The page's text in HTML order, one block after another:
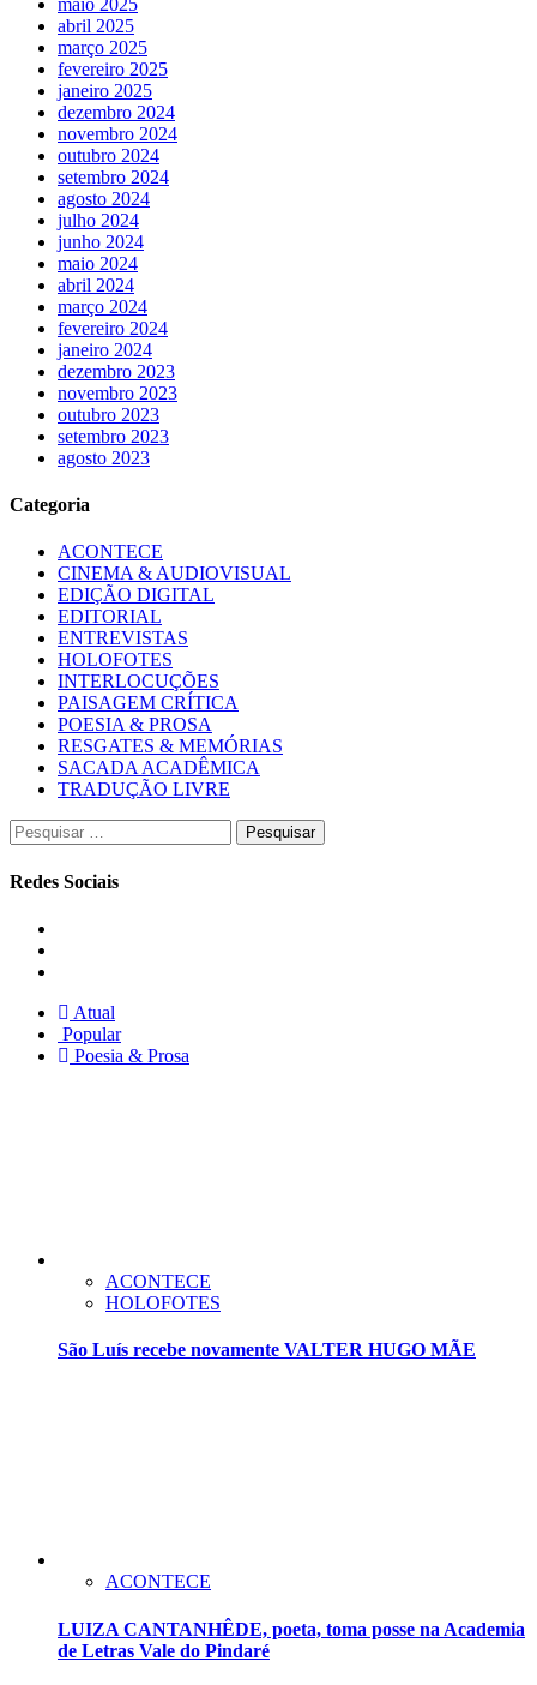
abril 2025
março 2025
fevereiro 2025
janeiro 2025
dezembro 2024
novembro 2024
outubro 2024
setembro 2024
agosto 2024
julho 2024
junho 2024
maio 2024
abril 2024
março 2024
fevereiro 2024
janeiro 2024
dezembro 2023
novembro 2023
outubro 2023
setembro 2023
agosto 2023
Categoria
ACONTECE
CINEMA & AUDIOVISUAL
EDIÇÃO DIGITAL
EDITORIAL
ENTREVISTAS
HOLOFOTES
INTERLOCUÇÕES
PAISAGEM CRÍTICA
POESIA & PROSA
RESGATES & MEMÓRIAS
SACADA ACADÊMICA
TRADUÇÃO LIVRE
Pesquisar
por:
Redes Sociais
Atual
Popular
Poesia & Prosa
ACONTECE
HOLOFOTES
São Luís recebe novamente VALTER HUGO MÃE
ACONTECE
LUIZA CANTANHÊDE, poeta, toma posse na Academia
de Letras Vale do Pindaré